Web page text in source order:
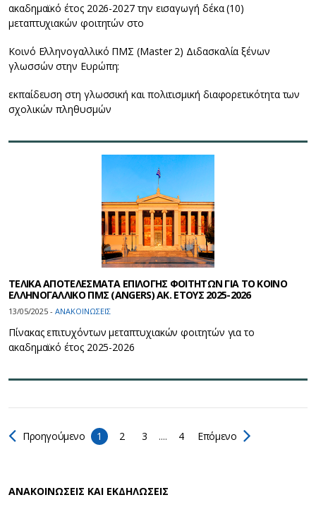
ακαδημαϊκό έτος 2026-2027 την εισαγωγή δέκα (10)
μεταπτυχιακών φοιτητών στο
Kοινό Ελληνογαλλικό ΠΜΣ (Master 2) Διδασκαλία ξένων
γλωσσών στην Ευρώπη:
εκπαίδευση στη γλωσσική και πολιτισμική διαφορετικότητα των
σχολικών πληθυσμών
ΤΕΛΙΚΑ ΑΠΟΤΕΛΕΣΜΑΤΑ ΕΠΙΛΟΓΗΣ ΦΟΙΤΗΤΩΝ ΓΙΑ ΤΟ ΚΟΙΝΟ
ΕΛΛΗΝΟΓΑΛΛΙΚΟ ΠΜΣ (ANGERS) ΑΚ. ΕΤΟΥΣ 2025-2026
13/05/2025 - ΑΝΑΚΟΙΝΩΣΕΙΣ
Πίνακας επιτυχόντων μεταπτυχιακών φοιτητών για το
ακαδημαϊκό έτος 2025-2026
Προηγούμενο 1 2 3 .... 4 Επόμενο
ΑΝΑΚΟΙΝΩΣΕΙΣ ΚΑΙ ΕΚΔΗΛΩΣΕΙΣ